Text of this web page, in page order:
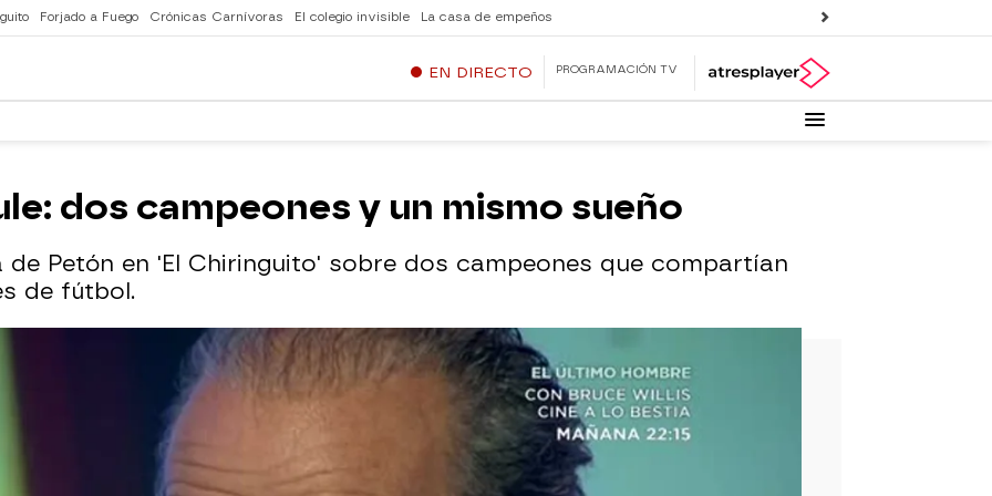
Forjado a Fuego Crónicas Carnívoras El colegio invisible La casa de empeños
EN DIRECTO PROGRAMACIÓN TV
dos campeones y un mismo sueño
Petón en 'El Chiringuito' sobre dos campeones que compartían
de fútbol.